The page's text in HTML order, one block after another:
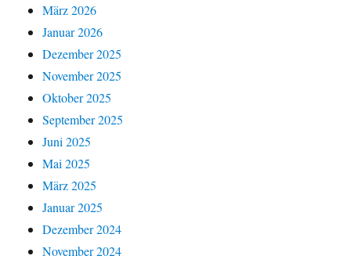
März 2026
Januar 2026
Dezember 2025
November 2025
Oktober 2025
September 2025
Juni 2025
Mai 2025
März 2025
Januar 2025
Dezember 2024
November 2024